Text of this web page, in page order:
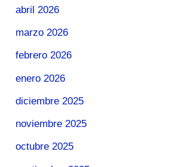
abril 2026
marzo 2026
febrero 2026
enero 2026
diciembre 2025
noviembre 2025
octubre 2025